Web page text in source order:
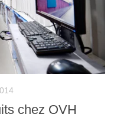
chez OVH